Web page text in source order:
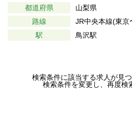
都道府県
山梨県
路線
JR中央本線(東京
駅
鳥沢駅
検索条件に該当する求人が見
検索条件を変更し、再度検